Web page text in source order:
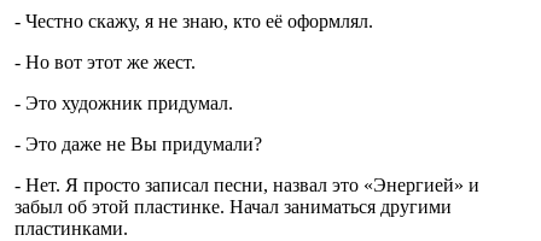
- Честно скажу, я не знаю, кто её оформлял.
- Но вот этот же жест.
- Это художник придумал.
- Это даже не Вы придумали?
- Нет. Я просто записал песни, назвал это «Энергией» и
забыл об этой пластинке. Начал заниматься другими
пластинками.